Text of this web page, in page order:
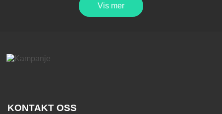
Vis mer
KONTAKT OSS